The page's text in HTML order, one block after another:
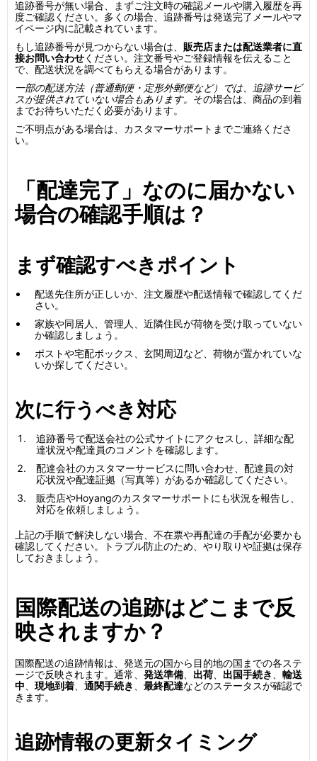
追跡番号が無い場合、まずご注文時の確認メールや購入履歴を再
度ご確認ください。多くの場合、追跡番号は発送完了メールやマ
イページ内に記載されています。
もし追跡番号が見つからない場合は、 販売店または配送業者に直
接お問い合わせください。注文番号やご登録情報を伝えること
で、配送状況を調べてもらえる場合があります。
一部の配送方法（普通郵便・定形外郵便など）では、追跡サービ
スが提供されていない場合もあります。 その場合は、商品の到着
までお待ちいただく必要があります。
ご不明点がある場合は、カスタマーサポートまでご連絡くださ
い。
「配達完了」なのに届かない
場合の確認手順は？
まず確認すべきポイント
配送先住所が正しいか、注文履歴や配送情報で確認してくだ
さい。
家族や同居人、管理人、近隣住民が荷物を受け取っていない
か確認しましょう。
ポストや宅配ボックス、玄関周辺など、荷物が置かれていな
いか探してください。
次に行うべき対応
追跡番号で配送会社の公式サイトにアクセスし、詳細な配
達状況や配達員のコメントを確認します。
配達会社のカスタマーサービスに問い合わせ、配達員の対
応状況や配達証拠（写真等）があるか確認してください。
販売店やHoyangのカスタマーサポートにも状況を報告し、
対応を依頼しましょう。
上記の手順で解決しない場合、不在票や再配達の手配が必要かも
確認してください。トラブル防止のため、やり取りや証拠は保存
しておきましょう。
国際配送の追跡はどこまで反
映されますか？
国際配送の追跡情報は、発送元の国から目的地の国までの各ステ
ージで反映されます。通常、 発送準備 出荷 出国手続き
輸送
中
現地到着 通関手続き 最終配達などのステータスが確認で
きます。
追跡情報の更新タイミング